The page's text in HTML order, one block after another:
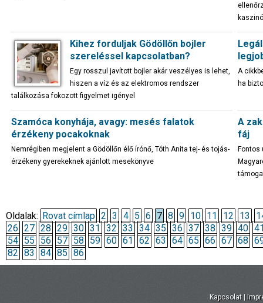
Kihez forduljak Gödöllőn bojler
szereléssel kapcsolatban?
Egy rosszul javított bojler akár veszélyes is lehet,
hiszen a víz és az elektromos rendszer
találkozása fokozott figyelmet igényel
A
ha
Szamóca konyhája, avagy: mesés falatok
érzékeny pocakoknak
Nemrégiben megjelent a Gödöllőn élő írónő, Tóth Anita tej- és tojás-
érzékeny gyerekeknek ajánlott mesekönyve
A
fáj
Fontos
Oldalak: Rovat címlap 2 3 4 5 6 7 8 9 10 11 12 13
26 27 28 29 30 31 32 33 34 35 36 37 38 39 40
54 55 56 57 58 59 60 61 62 63 64 65 66 67 68
82 83 84 85 86
Kapcsolat |